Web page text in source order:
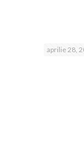
aprilie 28,